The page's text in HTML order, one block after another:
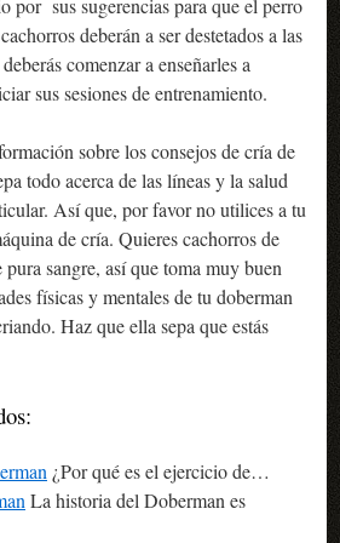
por sus sugerencias para que el perro
deberán a ser destetados a las
comenzar a enseñarles a
sus sesiones de entrenamiento.
sobre los consejos de cría de
todo acerca de las líneas y la salud
Así que, por favor no utilices a tu
de cría. Quieres cachorros de
sangre, así que toma muy buen
físicas y mentales de tu doberman
Haz que ella sepa que estás
¿Por qué es el ejercicio de…
La historia del Doberman es